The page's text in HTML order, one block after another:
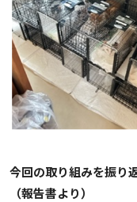
今回の取り組みを振り
（報告書より）